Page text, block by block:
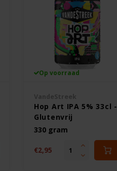
Op voorraad
Hop Art IPA 5% 33cl -
Glutenvrij
330 gram
€2,95